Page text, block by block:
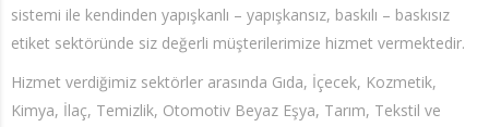
sistemi ile kendinden yapışkanlı – yapışkansız, baskılı – baskısız
etiket sektöründe siz değerli müşterilerimize hizmet vermektedir.
Hizmet verdiğimiz sektörler arasında Gıda, İçecek, Kozmetik,
Kimya, İlaç, Temizlik, Otomotiv Beyaz Eşya, Tarım, Tekstil ve